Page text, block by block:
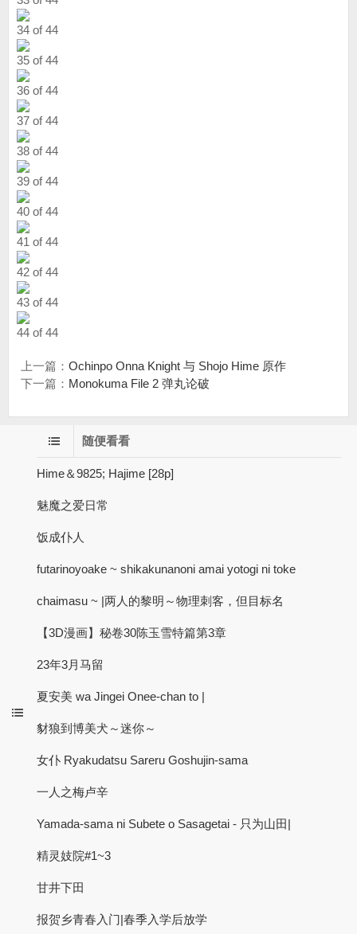
34 of 44
35 of 44
36 of 44
37 of 44
38 of 44
39 of 44
40 of 44
41 of 44
42 of 44
43 of 44
44 of 44
上一篇： Ochinpo Onna Knight 与 Shojo Hime 原作
下一篇： Monokuma File 2 弹丸论破
随便看看
Hime＆9825; Hajime [28p]
魅魔之爱日常
饭成仆人
futarinoyoake ~ shikakunanoni amai yotogi ni toke
chaimasu ~ |两人的黎明～物理刺客，但目标名
【3D漫画】秘卷30陈玉雪特篇第3章
23年3月马留
夏安美 wa Jingei Onee-chan to |
豺狼到博美犬～迷你～
女仆 Ryakudatsu Sareru Goshujin-sama
一人之梅卢辛
Yamada-sama ni Subete o Sasagetai - 只为山田|
精灵妓院#1~3
甘井下田
报贺乡青春入门|春季入学后放学